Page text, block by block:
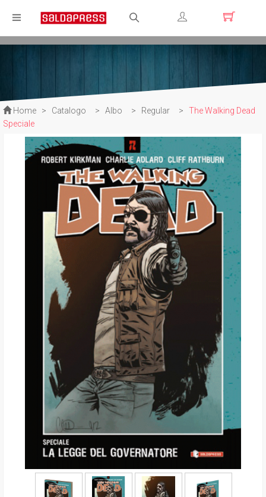
Registrati
Home > Catalogo > Albo > Regular >
The Walking Dead
Speciale